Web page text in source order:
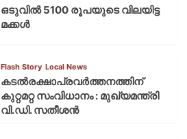
ഒടുവിൽ 5100 രൂപയുടെ വിലയിട്ട
മക്കൾ
Flash Story Local News
കടല്‍രക്ഷാപ്രവര്‍ത്തനത്തിന്
കുറ്റമറ്റ സംവിധാനം : മുഖ്യമന്ത്രി
വി.ഡി. സതീശന്‍